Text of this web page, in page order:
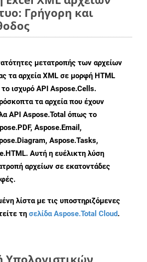
Γρήγορη και
μετατροπής των αρχείων
τα αρχεία XML σε μορφή HTML
ισχυρό API Aspose.Cells.
τα αρχεία που έχουν
API Aspose.Total όπως το
Aspose.Email,
Aspose.Tasks,
Αυτή η ευέλικτη λύση
αρχείων σε εκατοντάδες
λίστα με τις υποστηριζόμενες
τη σελίδα Aspose.Total Cloud.